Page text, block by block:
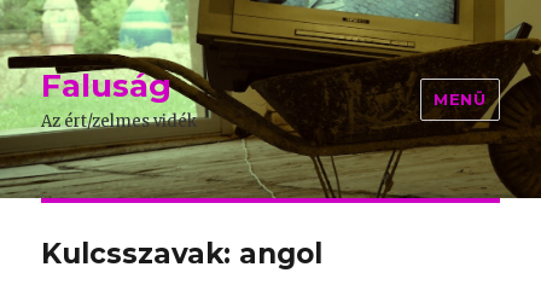
Faluság
Az ért/zelmes vidék
MENÜ
Kulcsszavak: angol